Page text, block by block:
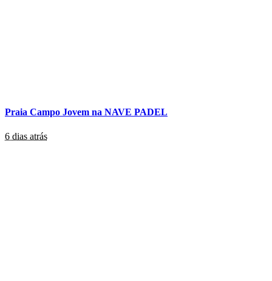
Praia Campo Jovem na NAVE PADEL
6 dias atrás